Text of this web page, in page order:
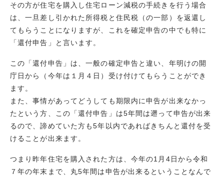
その方が住宅を購入し住宅ローン減税の手続きを行う場合
は、一旦差し引かれた所得税と住民税（の一部）を返還し
てもらうことになりますが、これを確定申告の中でも特に
「還付申告」と言います。
この「還付申告」は、一般の確定申告と違い、年明けの開
庁日から（今年は１月４日）受け付けてもらうことができ
ます。
また、事情があってどうしても期限内に申告が出来なかっ
たという方、この「還付申告」は5年間は遡って申告が出来
るので、諦めていた方も5年以内であればきちんと還付を受
けることが出来ます。
つまり昨年住宅を購入された方は、今年の1月4日から令和
７年の年末まで、丸5年間は申告が出来るということなんで